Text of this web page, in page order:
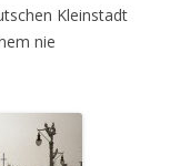
Kleinstadt
nie